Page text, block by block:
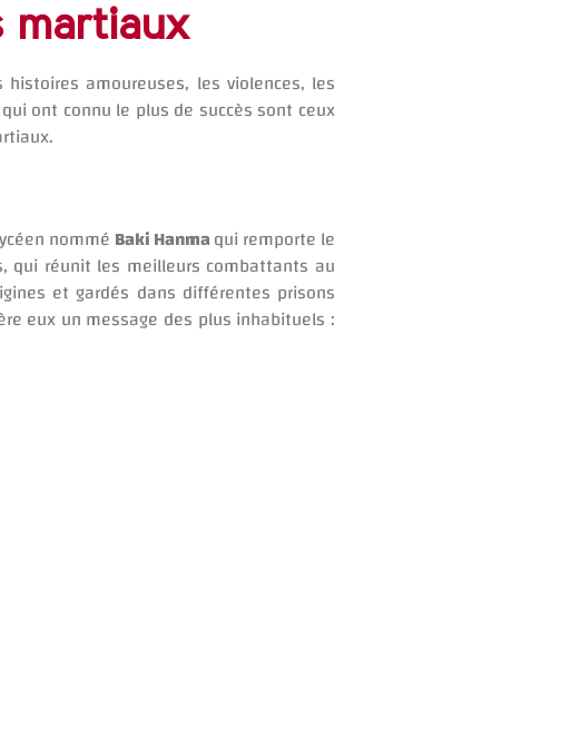
martiaux
amoureuses, les violences, les
ont connu le plus de succès sont ceux
nomméBaki Hanmaqui remporte le
qui réunit les meilleurs combattants au
et gardés dans différentes prisons
eux un message des plus inhabituels :